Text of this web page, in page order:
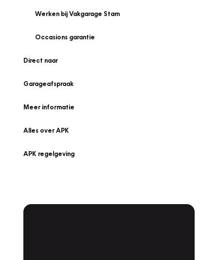
Werken bij Vakgarage Stam
Occasions garantie
Direct naar
Garageafspraak
Meer informatie
Alles over APK
APK regelgeving